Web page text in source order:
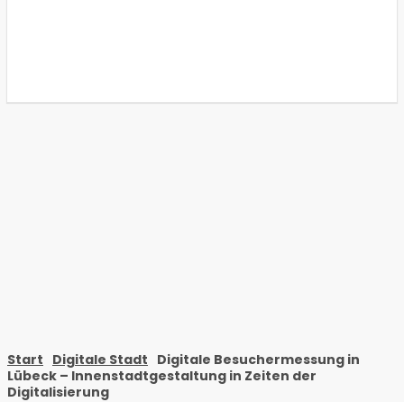
Start Digitale Stadt Digitale Besuchermessung in
Lübeck – Innenstadtgestaltung in Zeiten der
Digitalisierung